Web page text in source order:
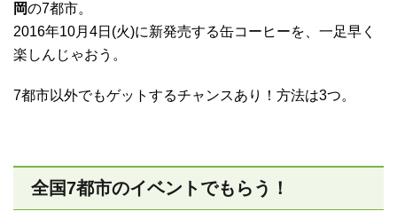
岡の7都市。
2016年10月4日(火)に新発売する缶コーヒーを、一足早く
楽しんじゃおう。
7都市以外でもゲットするチャンスあり！方法は3つ。
全国7都市のイベントでもらう！